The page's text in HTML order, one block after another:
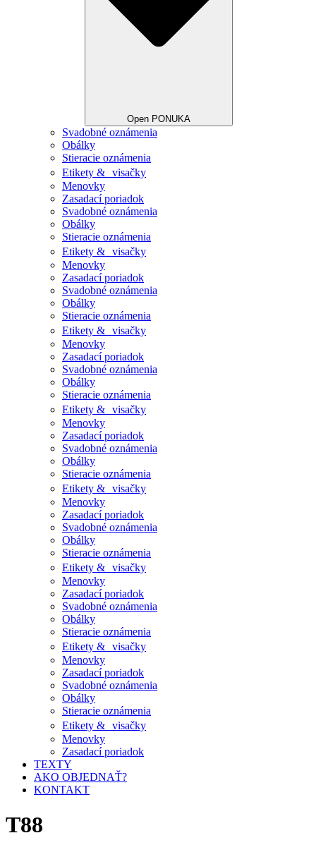
Open PONUKA
Svadobné oznámenia
Obálky
Stieracie oznámenia
Etikety & visačky
Menovky
Zasadací poriadok
Svadobné oznámenia
Obálky
Stieracie oznámenia
Etikety & visačky
Menovky
Zasadací poriadok
Svadobné oznámenia
Obálky
Stieracie oznámenia
Etikety & visačky
Menovky
Zasadací poriadok
Svadobné oznámenia
Obálky
Stieracie oznámenia
Etikety & visačky
Menovky
Zasadací poriadok
Svadobné oznámenia
Obálky
Stieracie oznámenia
Etikety & visačky
Menovky
Zasadací poriadok
Svadobné oznámenia
Obálky
Stieracie oznámenia
Etikety & visačky
Menovky
Zasadací poriadok
Svadobné oznámenia
Obálky
Stieracie oznámenia
Etikety & visačky
Menovky
Zasadací poriadok
Svadobné oznámenia
Obálky
Stieracie oznámenia
Etikety & visačky
Menovky
Zasadací poriadok
TEXTY
AKO OBJEDNAŤ?
KONTAKT
T88